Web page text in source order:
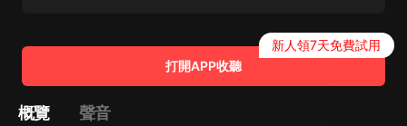
打開APP收聽
新人領7天免費試用
概覽 聲音